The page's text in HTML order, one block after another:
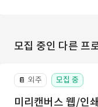
모집 중인 다른 프
📔 외주 모집 중
미리캔버스 웹/인